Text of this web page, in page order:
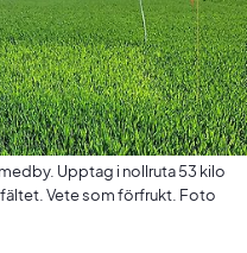
Upptag i nollruta 53 kilo
Vete som förfrukt. Foto